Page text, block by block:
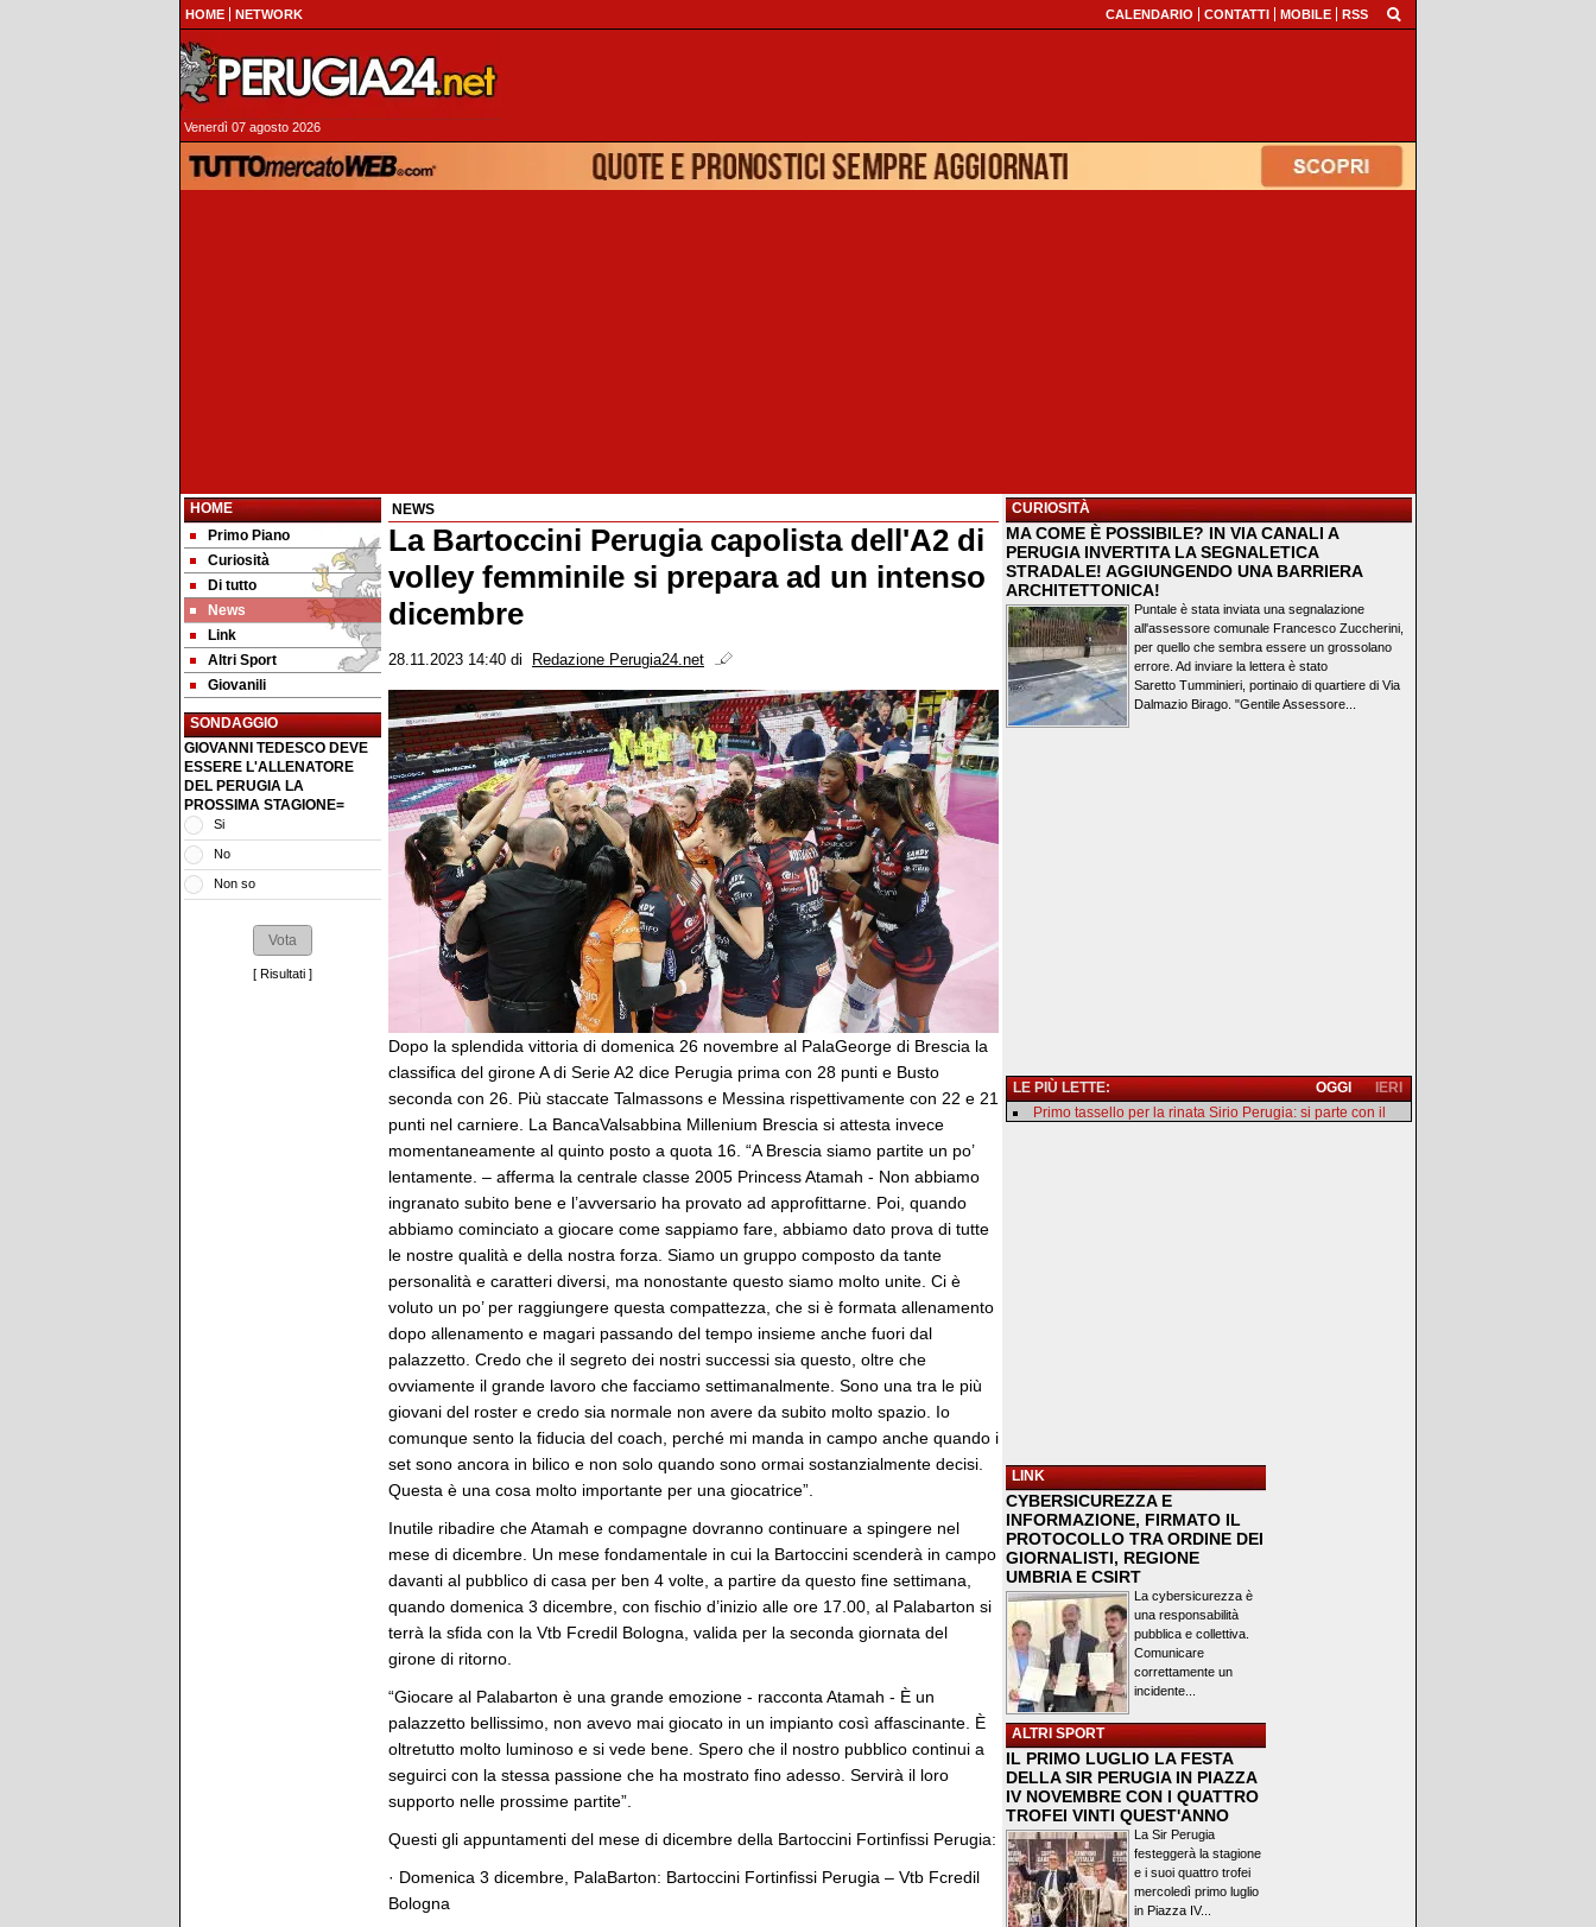
HOME NETWORK CALENDARIO CONTATTI MOBILE RSS
Venerdì 07 agosto 2026
HOME
Primo Piano
Curiosità
Di tutto
News
Link
Altri Sport
Giovanili
SONDAGGIO
GIOVANNI TEDESCO DEVE
ESSERE L'ALLENATORE
DEL PERUGIA LA
PROSSIMA STAGIONE=
Si
No
Non so
[ Risultati ]
NEWS
La Bartoccini Perugia capolista dell'A2 di
volley femminile si prepara ad un intenso
dicembre
28.11.2023 14:40 di Redazione Perugia24.net
Dopo la splendida vittoria di domenica 26 novembre al PalaGeorge di Brescia la
classifica del girone A di Serie A2 dice Perugia prima con 28 punti e Busto
seconda con 26. Più staccate Talmassons e Messina rispettivamente con 22 e 21
punti nel carniere. La BancaValsabbina Millenium Brescia si attesta invece
momentaneamente al quinto posto a quota 16. “A Brescia siamo partite un po’
lentamente. – afferma la centrale classe 2005 Princess Atamah - Non abbiamo
ingranato subito bene e l’avversario ha provato ad approfittarne. Poi, quando
abbiamo cominciato a giocare come sappiamo fare, abbiamo dato prova di tutte
le nostre qualità e della nostra forza. Siamo un gruppo composto da tante
personalità e caratteri diversi, ma nonostante questo siamo molto unite. Ci è
voluto un po’ per raggiungere questa compattezza, che si è formata allenamento
dopo allenamento e magari passando del tempo insieme anche fuori dal
palazzetto. Credo che il segreto dei nostri successi sia questo, oltre che
ovviamente il grande lavoro che facciamo settimanalmente. Sono una tra le più
giovani del roster e credo sia normale non avere da subito molto spazio. Io
comunque sento la fiducia del coach, perché mi manda in campo anche quando i
set sono ancora in bilico e non solo quando sono ormai sostanzialmente decisi.
Questa è una cosa molto importante per una giocatrice”.
Inutile ribadire che Atamah e compagne dovranno continuare a spingere nel
mese di dicembre. Un mese fondamentale in cui la Bartoccini scenderà in campo
davanti al pubblico di casa per ben 4 volte, a partire da questo fine settimana,
quando domenica 3 dicembre, con fischio d’inizio alle ore 17.00, al Palabarton si
terrà la sfida con la Vtb Fcredil Bologna, valida per la seconda giornata del
girone di ritorno.
“Giocare al Palabarton è una grande emozione - racconta Atamah - È un
palazzetto bellissimo, non avevo mai giocato in un impianto così affascinante. È
oltretutto molto luminoso e si vede bene. Spero che il nostro pubblico continui a
seguirci con la stessa passione che ha mostrato fino adesso. Servirà il loro
supporto nelle prossime partite”.
Questi gli appuntamenti del mese di dicembre della Bartoccini Fortinfissi Perugia:
· Domenica 3 dicembre, PalaBarton: Bartoccini Fortinfissi Perugia – Vtb Fcredil
Bologna
CURIOSITÀ
MA COME È POSSIBILE? IN VIA CANALI A
PERUGIA INVERTITA LA SEGNALETICA
STRADALE! AGGIUNGENDO UNA BARRIERA
ARCHITETTONICA!
Puntale è stata inviata una segnalazione
all'assessore comunale Francesco Zuccherini,
per quello che sembra essere un grossolano
errore. Ad inviare la lettera è stato
Saretto Tumminieri, portinaio di quartiere di Via
Dalmazio Birago. "Gentile Assessore...
LE PIÙ LETTE: IERI
OGGI
Primo tassello per la rinata Sirio Perugia: si parte con il
LINK
CYBERSICUREZZA E
INFORMAZIONE, FIRMATO IL
PROTOCOLLO TRA ORDINE DEI
GIORNALISTI, REGIONE
UMBRIA E CSIRT
La cybersicurezza è
una responsabilità
pubblica e collettiva.
Comunicare
correttamente un
incidente...
ALTRI SPORT
IL PRIMO LUGLIO LA FESTA
DELLA SIR PERUGIA IN PIAZZA
IV NOVEMBRE CON I QUATTRO
TROFEI VINTI QUEST'ANNO
La Sir Perugia
festeggerà la stagione
e i suoi quattro trofei
mercoledì primo luglio
in Piazza IV...